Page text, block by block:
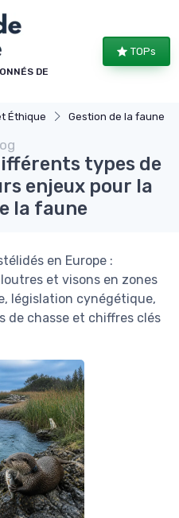
DE
TOPs
Éthique Gestion de la faune
types de
enjeux pour la
la faune
en Europe :
et visons en zones
législation cynégétique,
de chasse et chiffres clés